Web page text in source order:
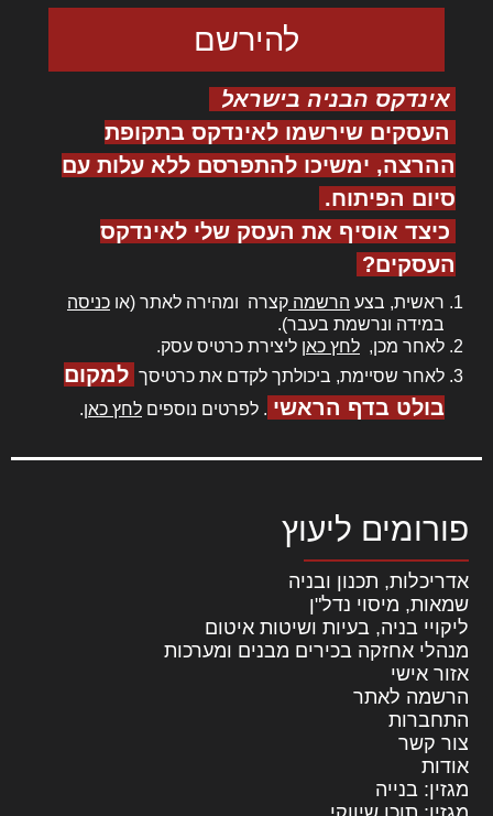
אינדקס הבניה בישראל
העסקים שירשמו לאינדקס בתקופת
ההרצה, ימשיכו להתפרסם ללא עלות עם
סיום הפיתוח.
כיצד אוסיף את העסק שלי לאינדקס
העסקים?
ראשית, בצע הרשמה קצרה ומהירה לאתר (או כניסה
במידה ונרשמת בעבר).
לאחר מכן, לחץ כאן ליצירת כרטיס עסק.
לאחר שסיימת, ביכולתך לקדם את כרטיסך למקום
בולט בדף הראשי . לפרטים נוספים לחץ כאן.
פורומים ליעוץ
אדריכלות, תכנון ובניה
שמאות, מיסוי נדל"ן
ליקויי בניה, בעיות ושיטות איטום
מנהלי אחזקה בכירים מבנים ומערכות
אזור אישי
הרשמה לאתר
התחברות
צור קשר
אודות
מגזין: בנייה